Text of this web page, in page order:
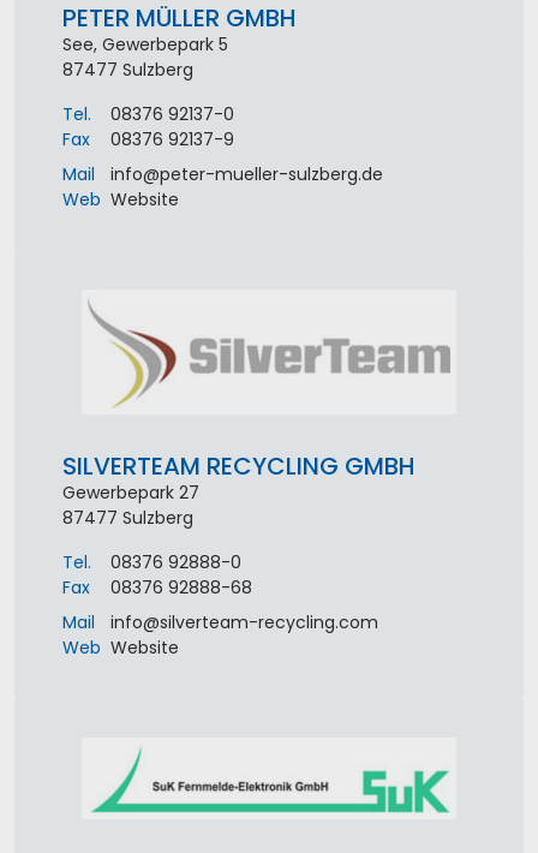
PETER MÜLLER GMBH
See, Gewerbepark 5
87477 Sulzberg
Tel.
08376 92137-0
Fax
08376 92137-9
Mail
info@peter-mueller-sulzberg.de
Web Website
SILVERTEAM RECYCLING GMBH
Gewerbepark 27
87477 Sulzberg
Tel.
08376 92888-0
Fax
08376 92888-68
Mail
info@silverteam-recycling.com
Web Website